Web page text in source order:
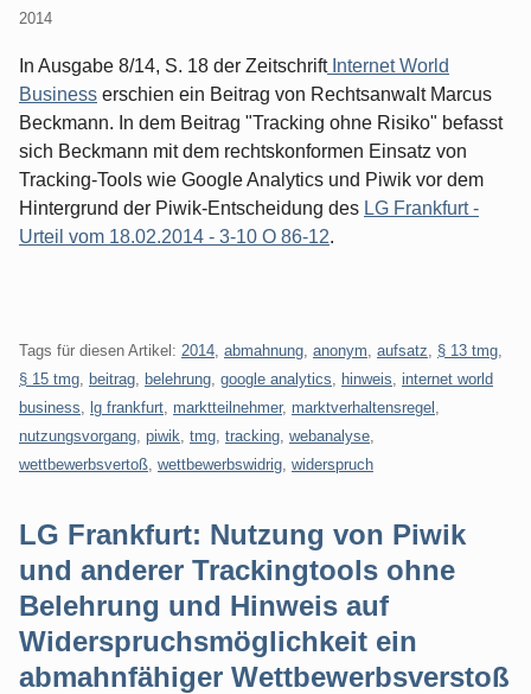
2014
In Ausgabe 8/14, S. 18 der ZeitschriftInternet World
Business erschien ein Beitrag von Rechtsanwalt Marcus
Beckmann. In dem Beitrag "Tracking ohne Risiko" befasst
sich Beckmann mit dem rechtskonformen Einsatz von
Tracking-Tools wie Google Analytics und Piwik vor dem
Hintergrund der Piwik-Entscheidung des LG Frankfurt -
Urteil vom 18.02.2014 - 3-10 O 86-12.
Tags für diesen Artikel: 2014 abmahnung anonym aufsatz § 13 tmg
§ 15 tmg
beitrag belehrung google analytics hinweis internet world
business
lg frankfurt marktteilnehmer, marktverhaltensregel
nutzungsvorgang piwik tmg tracking webanalyse
wettbewerbsvertoß wettbewerbswidrig widerspruch
LG Frankfurt: Nutzung von Piwik
und anderer Trackingtools ohne
Belehrung und Hinweis auf
Widerspruchsmöglichkeit ein
abmahnfähiger Wettbewerbsverstoß